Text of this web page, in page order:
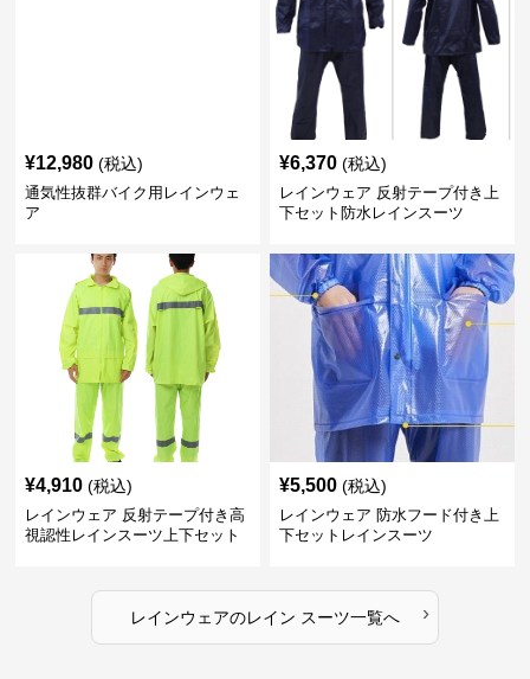
¥12,980 (税込)
通気性抜群バイク用レインウェ
ア
¥6,370 (税込)
レインウェア 反射テープ付き上
下セット防水レインスーツ
¥4,910 (税込)
レインウェア 反射テープ付き高
視認性レインスーツ上下セット
¥5,500 (税込)
レインウェア 防水フード付き上
下セットレインスーツ
レインウェアのレイン スーツ一覧へ ›